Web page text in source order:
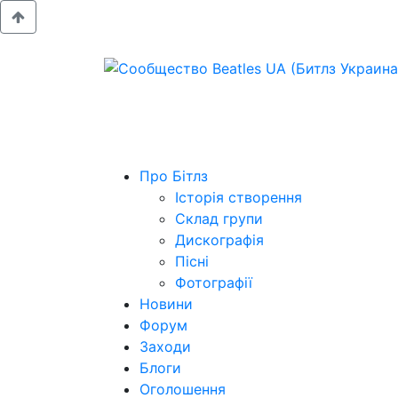
Про Бітлз
Історія створення
Склад групи
Дискографія
Пісні
Фотографії
Новини
Форум
Заходи
Блоги
Оголошення